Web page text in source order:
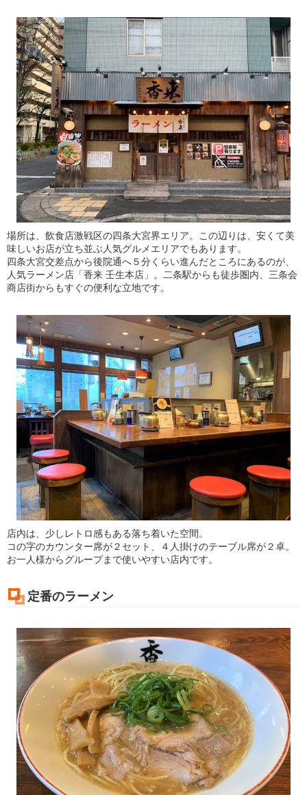
場所は、飲食店激戦区の四条大宮界エリア。この辺りは、安くて美
味しいお店が立ち並ぶ人気グルメエリアでもあります。
四条大宮交差点から後院通へ５分くらい進んだところにあるのが、
人気ラーメン店「香来 壬生本店」。二条駅からも徒歩圏内、三条会
商店街からもすぐの便利な立地です。
店内は、少しレトロ感もある落ち着いた空間。
コの字のカウンター席が２セット、４人掛けのテーブル席が２卓。
お一人様からグループまで使いやすい店内です。
定番のラーメン